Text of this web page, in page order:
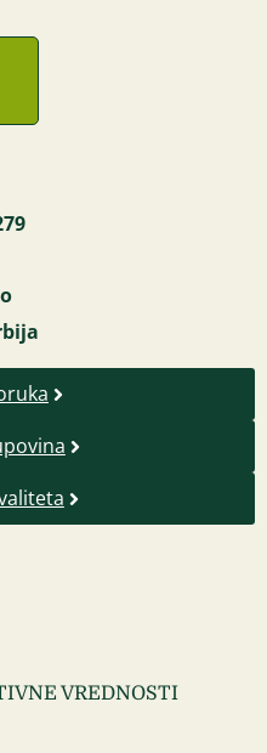
VREDNOSTI